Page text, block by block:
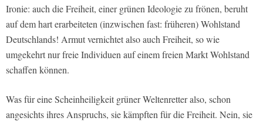
Ironie: auch die Freiheit, einer grünen Ideologie zu frönen, beruht
auf dem hart erarbeiteten (inzwischen fast: früheren) Wohlstand
Deutschlands! Armut vernichtet also auch Freiheit, so wie
umgekehrt nur freie Individuen auf einem freien Markt Wohlstand
schaffen können.
Was für eine Scheinheiligkeit grüner Weltenretter also, schon
angesichts ihres Anspruchs, sie kämpften für die Freiheit. Nein, sie